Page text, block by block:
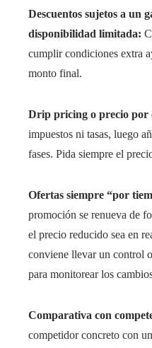
Descuentos sujetos a un
disponibilidad limitada:
cumplir condiciones extra
monto final.
Drip pricing o precio por
impuestos ni tasas, luego
fases. Pida siempre el
Ofertas siempre “por
promoción se renueva de
el precio reducido sea en
conviene llevar un control
para monitorear los
Comparativa con
competidor concreto con